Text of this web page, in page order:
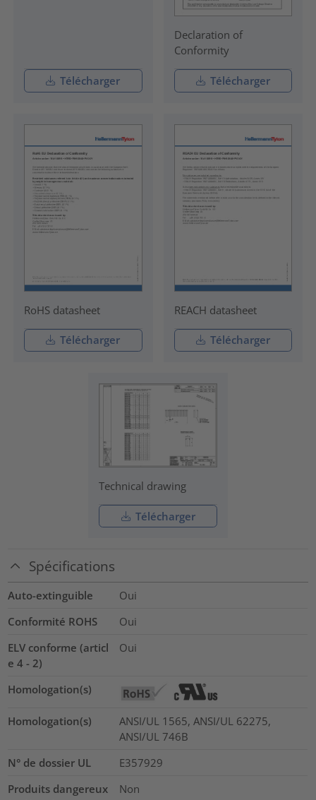
Télécharger
Declaration of
Conformity
Télécharger
RoHS datasheet
Télécharger
REACH datasheet
Télécharger
Technical drawing
Télécharger
Spécifications
Auto-extinguible
Oui
Conformité ROHS
Oui
ELV conforme (articl
e 4 - 2)
Oui
Homologation(s)
Homologation(s)
ANSI/UL 1565, ANSI/UL 62275,
ANSI/UL 746B
N° de dossier UL
E357929
Produits dangereux
Non